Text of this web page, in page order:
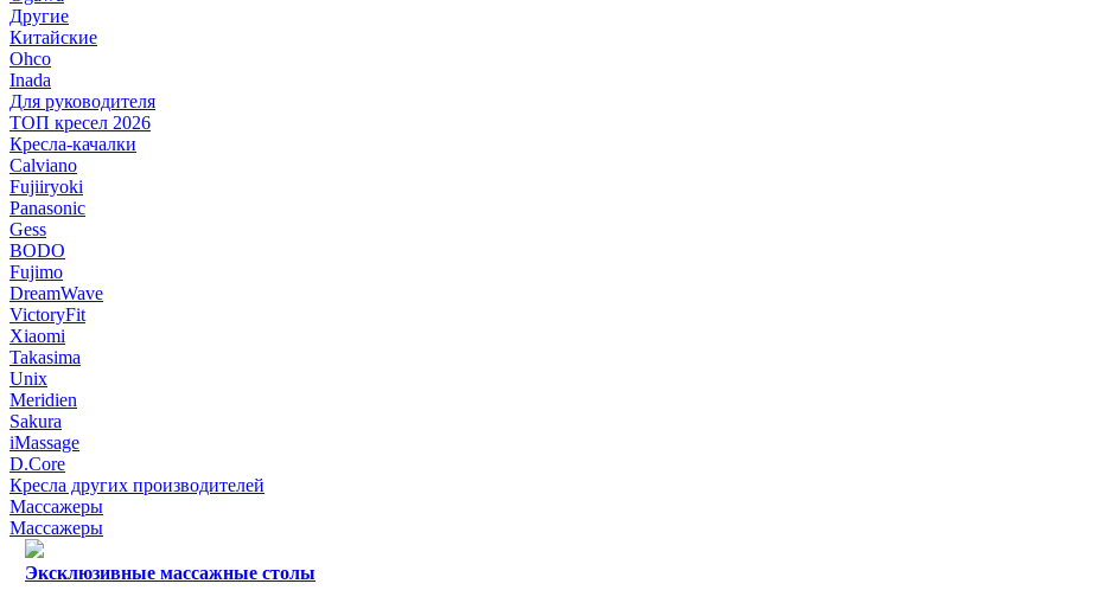
Другие
Китайские
Ohco
Inada
Для руководителя
ТОП кресел 2026
Кресла-качалки
Calviano
Fujiiryoki
Panasonic
Gess
BODO
Fujimo
DreamWave
VictoryFit
Xiaomi
Takasima
Unix
Meridien
Sakura
iMassage
D.Core
Кресла других производителей
Массажеры
Массажеры
Эксклюзивные массажные столы